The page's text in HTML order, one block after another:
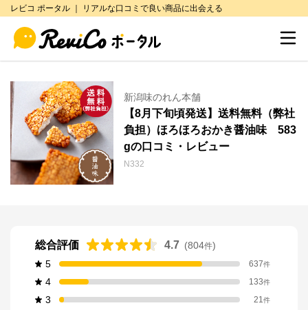
レビコ ポータル ｜ リアルな口コミで良い商品に出会える
新潟味のれん本舗
【8月下旬頃発送】送料無料（弊社
負担）ほろほろおかき醤油味 583
gの口コミ・レビュー
N332
総合評価 4.7 (804件)
5
637件
4 133件
3 21件